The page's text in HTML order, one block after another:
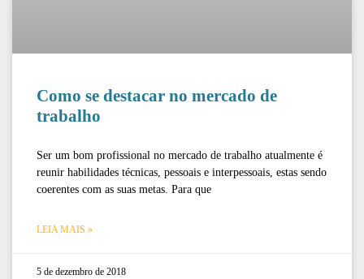
Como se destacar no mercado de
trabalho
Ser um bom profissional no mercado de trabalho atualmente é
reunir habilidades técnicas, pessoais e interpessoais, estas sendo
coerentes com as suas metas. Para que
LEIA MAIS »
5 de dezembro de 2018